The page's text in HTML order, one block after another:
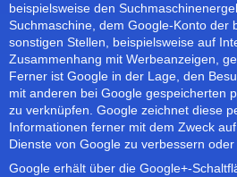
beispielsweise den
Suchmaschine, dem Google-Konto der
sonstigen Stellen, beispielsweise auf
Zusammenhang mit Werbeanzeigen,
Ferner ist Google in der Lage, den
mit anderen bei Google gespeicherten
zu verknüpfen. Google zeichnet diese
Informationen ferner mit dem Zweck
Dienste von Google zu verbessern
Google erhält über die Google+-